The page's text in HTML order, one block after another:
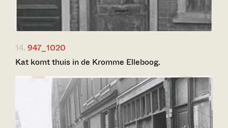
14. 947_1020
Kat komt thuis in de Kromme Elleboog.